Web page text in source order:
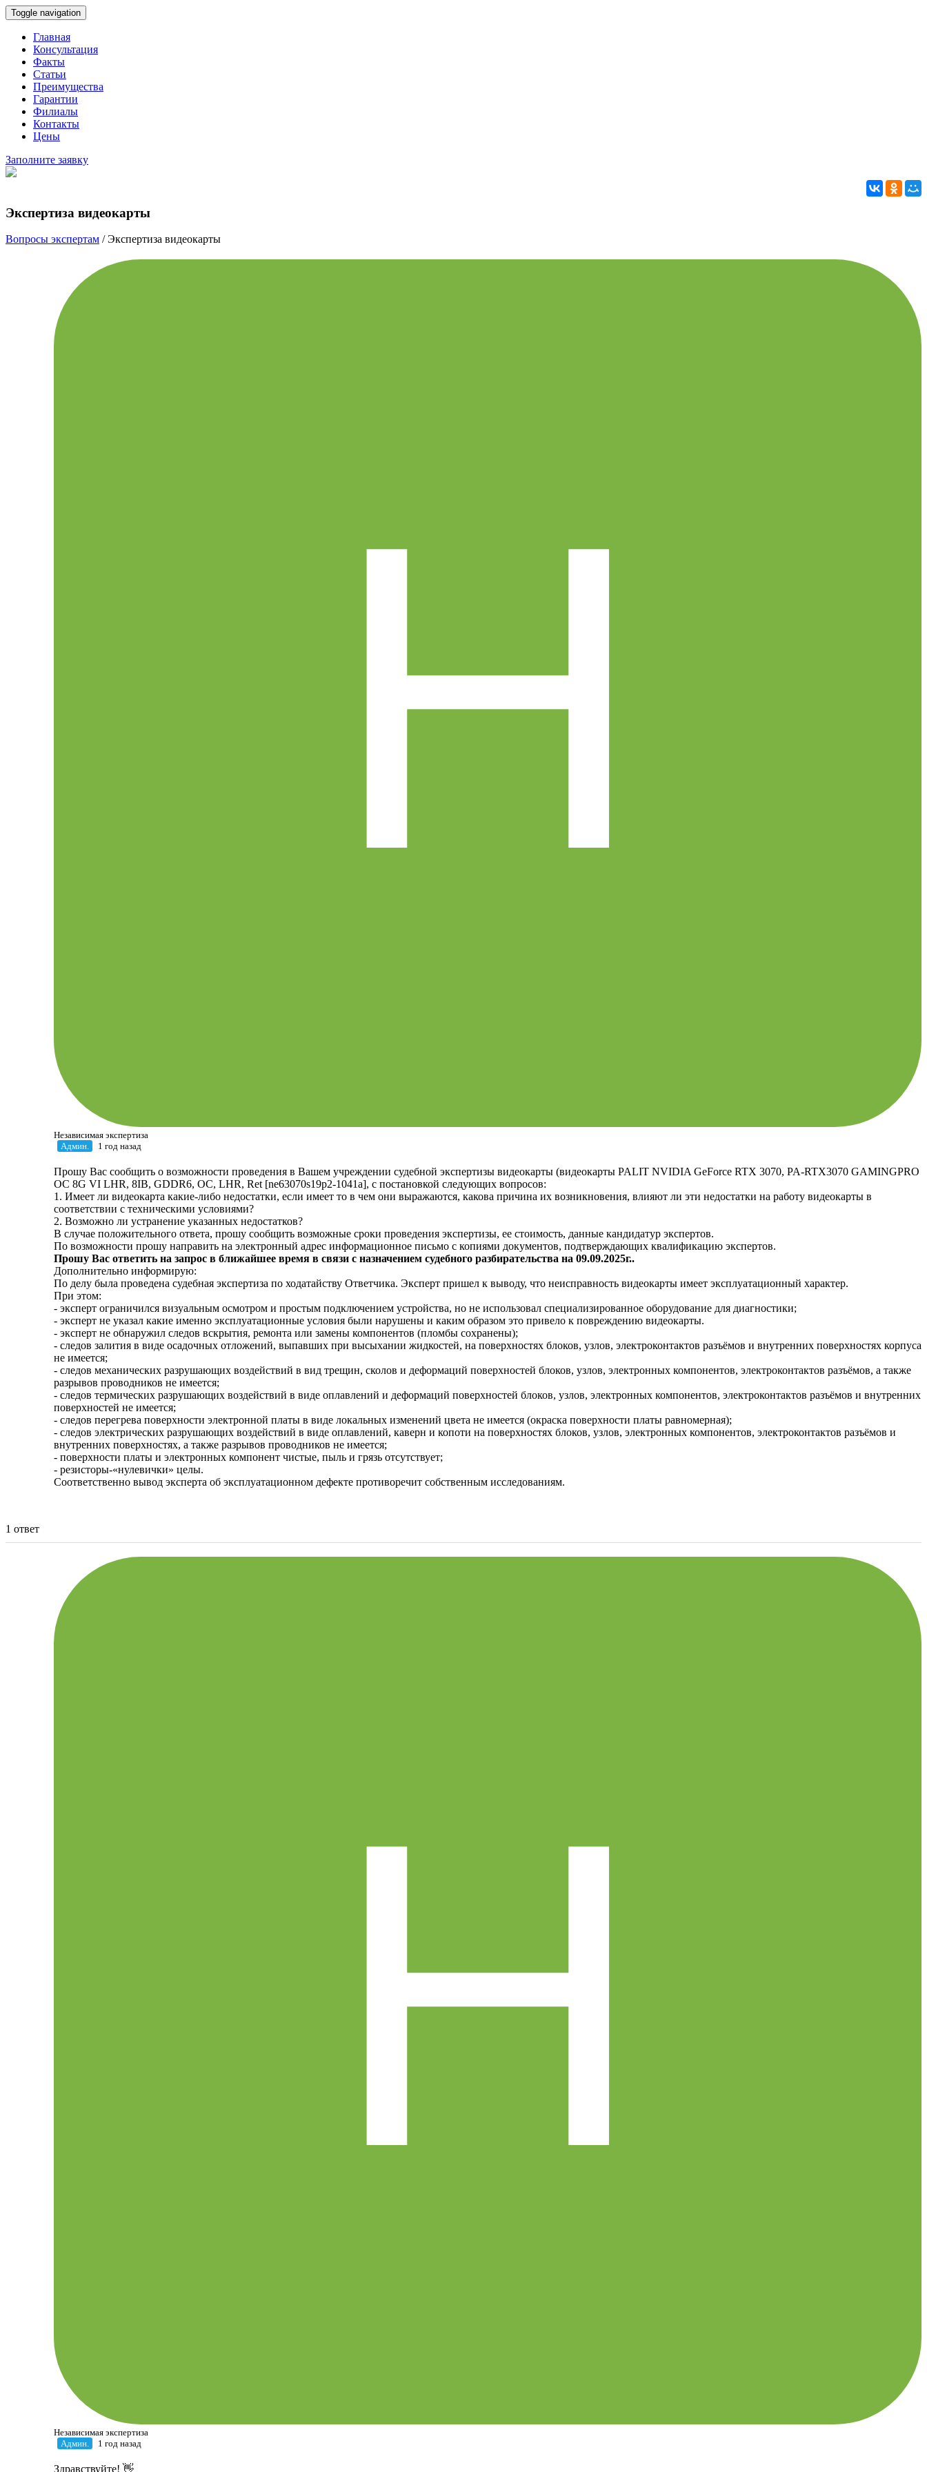
Toggle navigation
Главная
Консультация
Факты
Статьи
Преимущества
Гарантии
Филиалы
Контакты
Цены
Заполните заявку
Экспертиза видеокарты
Вопросы экспертам /Экспертиза видеокарты
Независимая экспертиза
Админ.
1 год назад
Прошу Вас сообщить о возможности проведения в Вашем учреждении судебной экспертизы видеокарты (видеокарты PALIT NVIDIA GeForce RTX 3070, PA-RTX3070 GAMINGPRO
OC 8G VI LHR, 8IB, GDDR6, OC, LHR, Ret [ne63070s19p2-1041a], с постановкой следующих вопросов:
1. Имеет ли видеокарта какие-либо недостатки, если имеет то в чем они выражаются, какова причина их возникновения, влияют ли эти недостатки на работу видеокарты в
соответствии с техническими условиями?
2. Возможно ли устранение указанных недостатков?
В случае положительного ответа, прошу сообщить возможные сроки проведения экспертизы, ее стоимость, данные кандидатур экспертов.
По возможности прошу направить на электронный адрес информационное письмо с копиями документов, подтверждающих квалификацию экспертов.
Прошу Вас ответить на запрос в ближайшее время в связи с назначением судебного разбирательства на 09.09.2025г..
Дополнительно информирую:
По делу была проведена судебная экспертиза по ходатайству Ответчика. Эксперт пришел к выводу, что неисправность видеокарты имеет эксплуатационный характер.
При этом:
- эксперт ограничился визуальным осмотром и простым подключением устройства, но не использовал специализированное оборудование для диагностики;
- эксперт не указал какие именно эксплуатационные условия были нарушены и каким образом это привело к повреждению видеокарты.
- эксперт не обнаружил следов вскрытия, ремонта или замены компонентов (пломбы сохранены);
- следов залития в виде осадочных отложений, выпавших при высыхании жидкостей, на поверхностях блоков, узлов, электроконтактов разъёмов и внутренних поверхностях корпуса
не имеется;
- следов механических разрушающих воздействий в вид трещин, сколов и деформаций поверхностей блоков, узлов, электронных компонентов, электроконтактов разъёмов, а также
разрывов проводников не имеется;
- следов термических разрушающих воздействий в виде оплавлений и деформаций поверхностей блоков, узлов, электронных компонентов, электроконтактов разъёмов и внутренних
поверхностей не имеется;
- следов перегрева поверхности электронной платы в виде локальных изменений цвета не имеется (окраска поверхности платы равномерная);
- следов электрических разрушающих воздействий в виде оплавлений, каверн и копоти на поверхностях блоков, узлов, электронных компонентов, электроконтактов разъёмов и
внутренних поверхностях, а также разрывов проводников не имеется;
- поверхности платы и электронных компонент чистые, пыль и грязь отсутствует;
- резисторы-«нулевички» целы.
Соответственно вывод эксперта об эксплуатационном дефекте противоречит собственным исследованиям.
1 ответ
Независимая экспертиза
Админ.
1 год назад
Здравствуйте! 👋